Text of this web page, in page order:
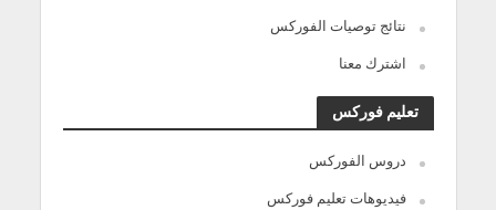
نتائج توصيات الفوركس
اشترك معنا
تعليم فوركس
دروس الفوركس
فيديوهات تعليم فوركس